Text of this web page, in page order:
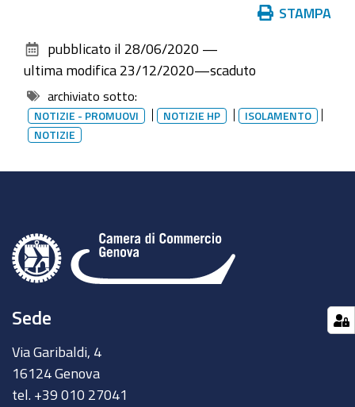
documento
STAMPA
pubblicato il 28/06/2020 —
ultima modifica 23/12/2020—scaduto
archiviato sotto:
NOTIZIE - PROMUOVI NOTIZIE HP
ISOLAMENTO
NOTIZIE
Sede
Via Garibaldi, 4
16124 Genova
tel. +39 010 27041